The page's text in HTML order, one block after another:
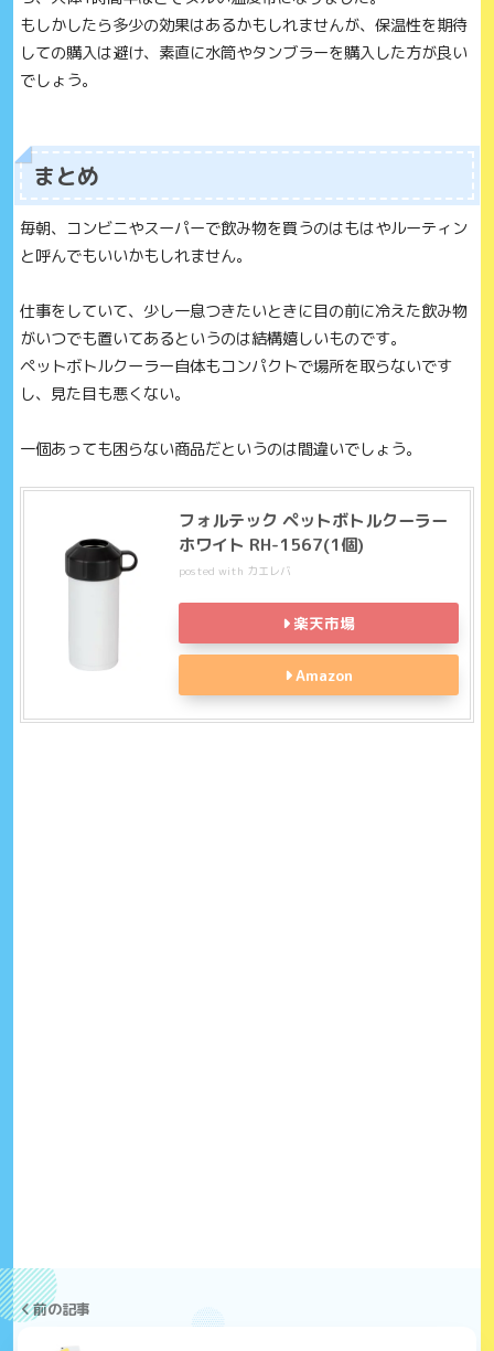
もしかしたら多少の効果はあるかもしれませんが、保温性を期待
しての購入は避け、素直に水筒やタンブラーを購入した方が良い
でしょう。
まとめ
毎朝、コンビニやスーパーで飲み物を買うのはもはやルーティン
と呼んでもいいかもしれません。
仕事をしていて、少し一息つきたいときに目の前に冷えた飲み物
がいつでも置いてあるというのは結構嬉しいものです。
ペットボトルクーラー自体もコンパクトで場所を取らないです
し、見た目も悪くない。
一個あっても困らない商品だというのは間違いでしょう。
フォルテック ペットボトルクーラー
ホワイト RH-1567(1個)
posted with カエレバ
楽天市場
Amazon
前の記事